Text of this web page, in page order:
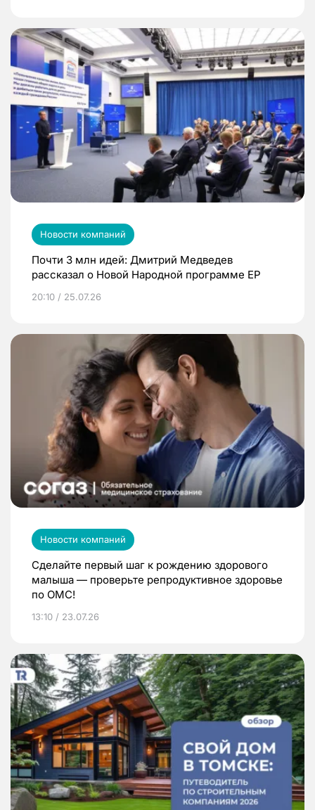
Новости компаний
Почти 3 млн идей: Дмитрий Медведев
рассказал о Новой Народной программе ЕР
20:10 / 25.07.26
Новости компаний
Сделайте первый шаг к рождению здорового
малыша — проверьте репродуктивное здоровье
по ОМС!
13:10 / 23.07.26